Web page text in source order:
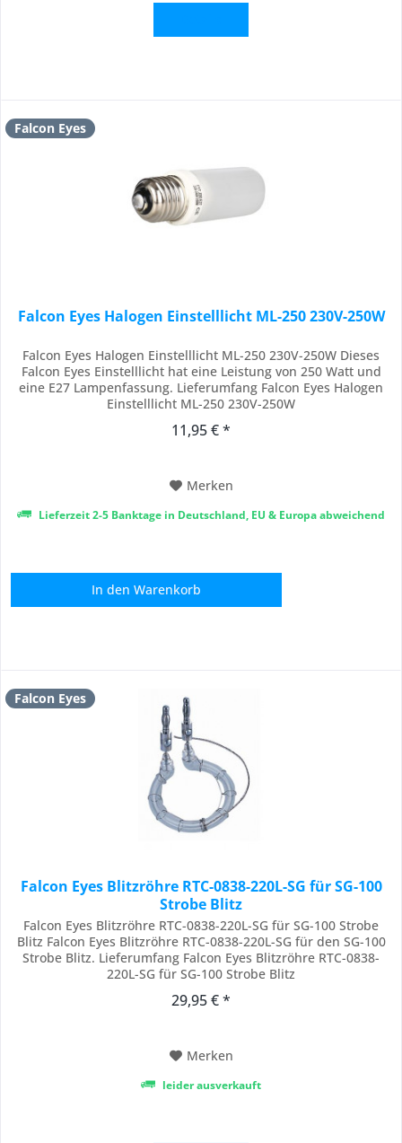
Falcon Eyes
Falcon Eyes Halogen Einstelllicht ML-250 230V-250W
Falcon Eyes Halogen Einstelllicht ML-250 230V-250W Dieses
Falcon Eyes Einstelllicht hat eine Leistung von 250 Watt und
eine E27 Lampenfassung. Lieferumfang Falcon Eyes Halogen
Einstelllicht ML-250 230V-250W
11,95 € *
Merken
Lieferzeit 2-5 Banktage in Deutschland, EU & Europa abweichend
In den Warenkorb
Falcon Eyes
Falcon Eyes Blitzröhre RTC-0838-220L-SG für SG-100
Strobe Blitz
Falcon Eyes Blitzröhre RTC-0838-220L-SG für SG-100 Strobe
Blitz Falcon Eyes Blitzröhre RTC-0838-220L-SG für den SG-100
Strobe Blitz. Lieferumfang Falcon Eyes Blitzröhre RTC-0838-
220L-SG für SG-100 Strobe Blitz
29,95 € *
Merken
leider ausverkauft